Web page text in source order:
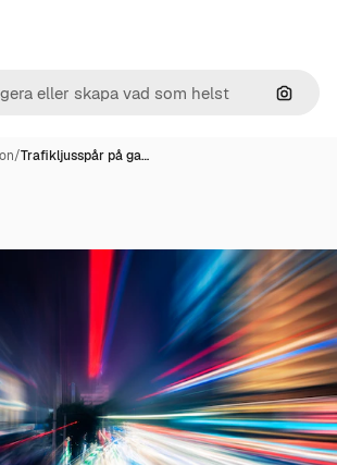
Sök
/Trafikljusspår på ga…